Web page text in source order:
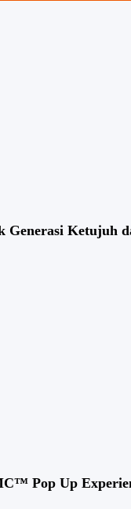
Ketujuh
Pop Up